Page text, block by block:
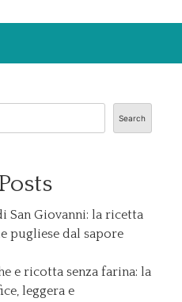
Search
San Giovanni: la ricetta
pugliese dal sapore
e ricotta senza farina: la
leggera e